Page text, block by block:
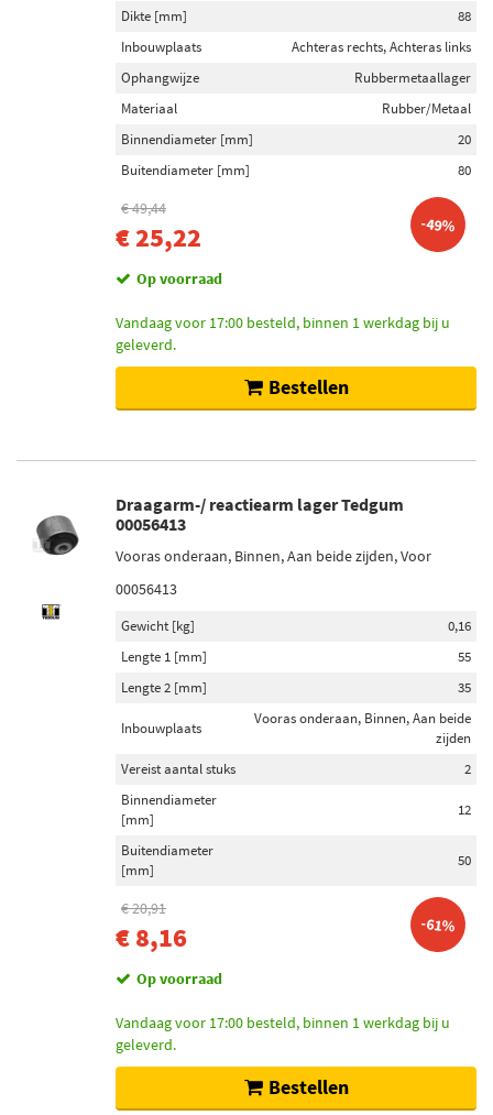
Dikte [mm]
88
Inbouwplaats
Achteras rechts, Achteras links
Ophangwijze
Rubbermetaallager
Materiaal
Rubber/Metaal
Binnendiameter [mm]
20
Buitendiameter [mm]
80
€ 49,44
€ 25,22 -49%
Op voorraad
Vandaag voor 17:00 besteld, binnen 1 werkdag bij u
geleverd.
Bestellen
Draagarm-/ reactiearm lager Tedgum
00056413
Vooras onderaan, Binnen, Aan beide zijden, Voor
00056413
Gewicht [kg]
0,16
Lengte 1 [mm]
55
Lengte 2 [mm]
35
Inbouwplaats
Vooras onderaan, Binnen, Aan beide
zijden
Vereist aantal stuks
2
Binnendiameter
[mm]
12
Buitendiameter
[mm]
50
€ 20,91
€ 8,16 -61%
Op voorraad
Vandaag voor 17:00 besteld, binnen 1 werkdag bij u
geleverd.
Bestellen